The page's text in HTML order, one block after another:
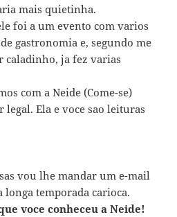
mais quietinha.
foi a um evento com varios
gastronomia e, segundo me
caladinho, ja fez varias
com a Neide (Come-se)
Ela e voce sao leituras
vou lhe mandar um e-mail
temporada carioca.
voce conheceu a Neide!